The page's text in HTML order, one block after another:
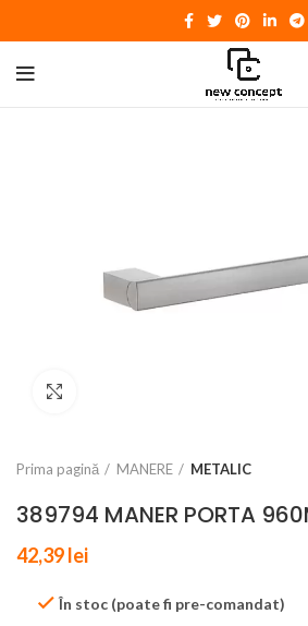
Prima pagină MANERE METALIC
389794 MANER PORTA
42,39lei
În stoc (poate fi pre-comandat)